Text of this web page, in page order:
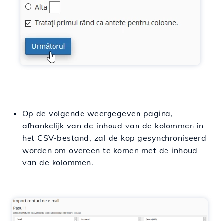
Op de volgende weergegeven pagina,
afhankelijk van de inhoud van de kolommen in
het CSV-bestand, zal de kop gesynchroniseerd
worden om overeen te komen met de inhoud
van de kolommen.